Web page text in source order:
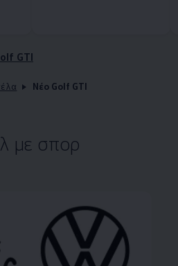
GTI
Νέο Golf GTI
με σπορ